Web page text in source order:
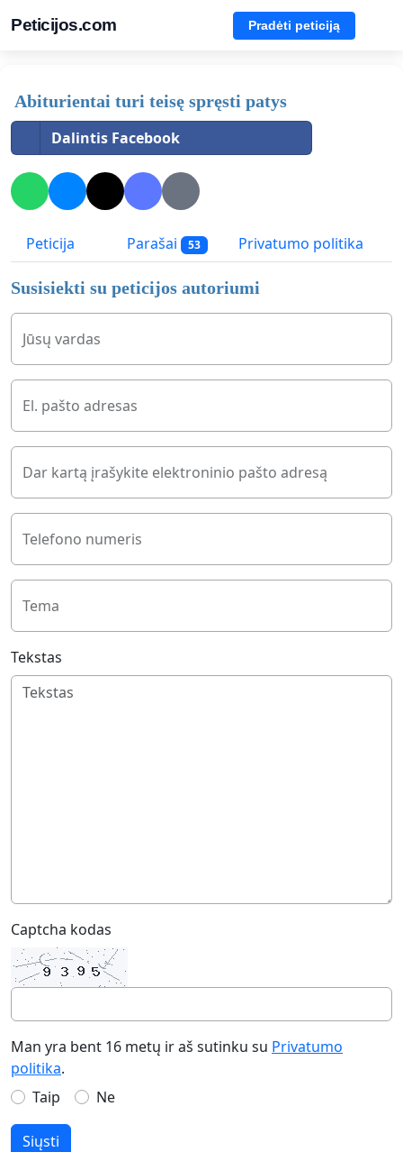
Peticijos.com Pradėti peticiją
Abiturientai turi teisę spręsti patys
Dalintis Facebook
Peticija Parašai 53 Privatumo politika
Susisiekti su peticijos autoriumi
Jūsų vardas
El. pašto adresas
Dar kartą įrašykite elektroninio pašto adresą
Telefono numeris
Tema
Tekstas
Captcha kodas
Man yra bent 16 metų ir aš sutinku su Privatumo
politika.
Taip
Ne
Siųsti